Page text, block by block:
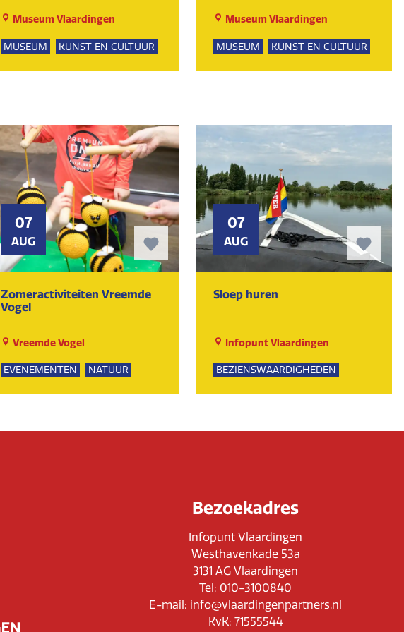
Museum Vlaardingen
MUSEUM KUNST EN CULTUUR
Museum Vlaardingen
MUSEUM KUNST EN CULTUUR
07
AUG
Zomeractiviteiten Vreemde
Vogel
Vreemde Vogel
EVENEMENTEN
NATUUR
SPEELTUIN
GROEPSUITJES
07
AUG
Sloep huren
Infopunt Vlaardingen
BEZIENSWAARDIGHEDEN
NATUUR
Bezoekadres
Infopunt Vlaardingen
Westhavenkade 53a
3131 AG Vlaardingen
Tel: 010-3100840
E-mail: info@vlaardingenpartners.nl
KvK: 71555544